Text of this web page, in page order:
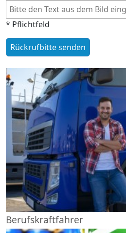
* Pflichtfeld
Berufskraftfahrer